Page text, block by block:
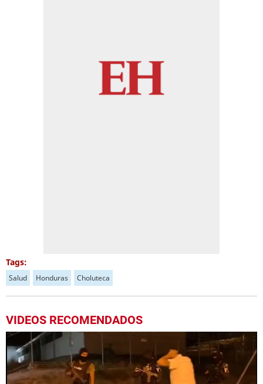
Tags:
Salud Honduras Choluteca
VIDEOS RECOMENDADOS